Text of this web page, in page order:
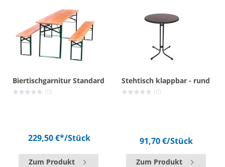
Biertischgarnitur Standard
(0)
229,50 €*/Stück
Zum Produkt
Stehtisch klappbar - rund
(0)
91,70 €/Stück
Zum Produkt